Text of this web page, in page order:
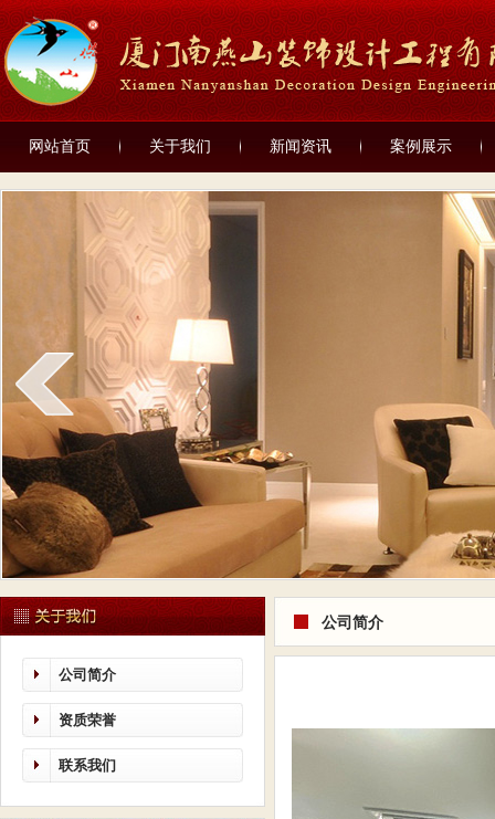
网站首页 关于我们 新闻资讯 案例展示
公司简介
资质荣誉
联系我们
公司简介